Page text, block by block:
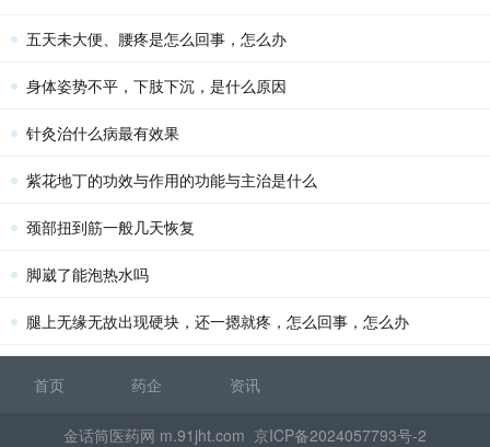
五天未大便、腰疼是怎么回事，怎么办
身体姿势不平，下肢下沉，是什么原因
针灸治什么病最有效果
紫花地丁的功效与作用的功能与主治是什么
颈部扭到筋一般几天恢复
脚崴了能泡热水吗
腿上无缘无故出现硬块，还一摁就疼，怎么回事，怎么办
首页 药企 资讯
金话筒医药网 m.91jht.com 京ICP备2024057793号-2